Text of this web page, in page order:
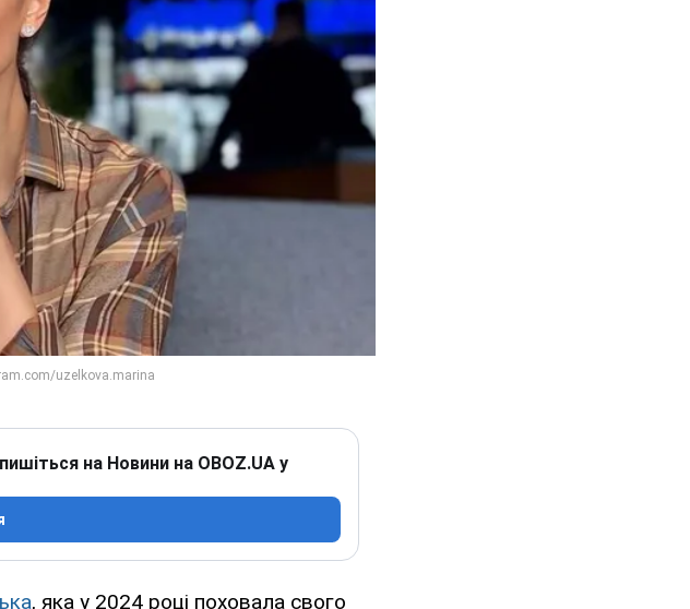
на Новини на OBOZ.UA у
, яка у 2024 році поховала свого